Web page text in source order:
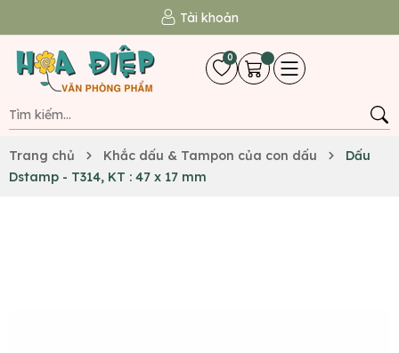
Tài khoản
0
Trang chủ Khắc dấu & Tampon của con dấu
Dấu
Dstamp - T314, KT : 47 x 17 mm